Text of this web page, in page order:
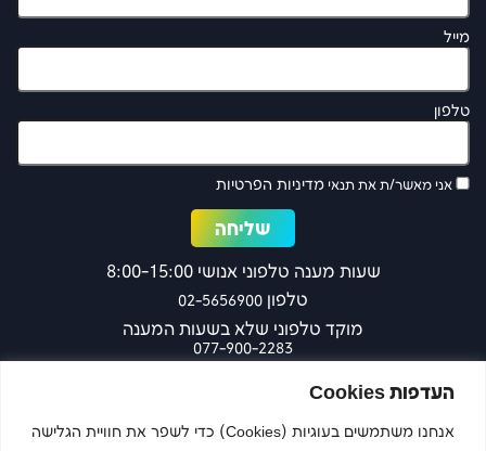
העדפות Cookies
אנחנו משתמשים בעוגיות (Cookies) כדי לשפר את חוויית הגלישה
מייל
טלפון
אני מאשר/ת את תנאי מדיניות הפרטיות
שעות מענה טלפוני אנושי 8:00-15:00
טלפון 02-5656900
מוקד טלפוני שלא בשעות המענה
077-900-2283